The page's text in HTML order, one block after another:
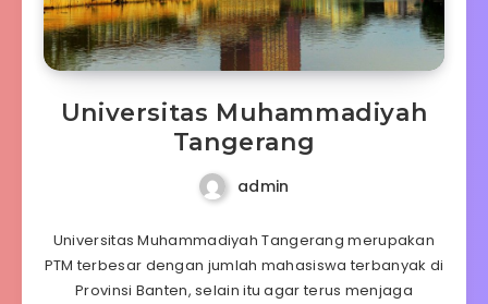
Universitas Muhammadiyah
Tangerang
admin
Universitas Muhammadiyah Tangerang merupakan
PTM terbesar dengan jumlah mahasiswa terbanyak di
Provinsi Banten, selain itu agar terus menjaga